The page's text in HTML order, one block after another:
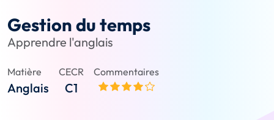
Gestion du temps
Apprendre l'anglais
Matière
Anglais
CECR
C1
Commentaires